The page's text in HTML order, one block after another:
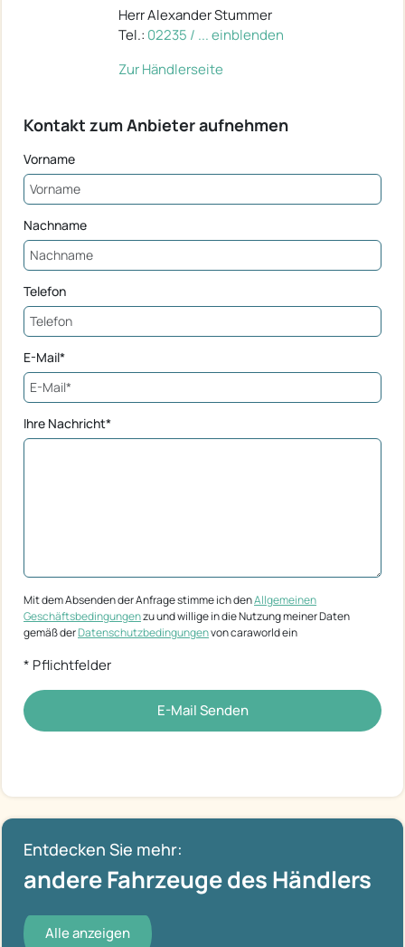
Herr Alexander Stummer
Tel.: 02235 / ... einblenden
Zur Händlerseite
Kontakt zum Anbieter aufnehmen
Vorname
Nachname
Telefon
E-Mail*
Ihre Nachricht*
Mit dem Absenden der Anfrage stimme ich denAllgemeinen
Geschäftsbedingungenzu und willige in die Nutzung meiner Daten
gemäß derDatenschutzbedingungenvon caraworld ein
* Pflichtfelder
E-Mail Senden
Entdecken Sie mehr:
andere Fahrzeuge des Händlers
Alle anzeigen